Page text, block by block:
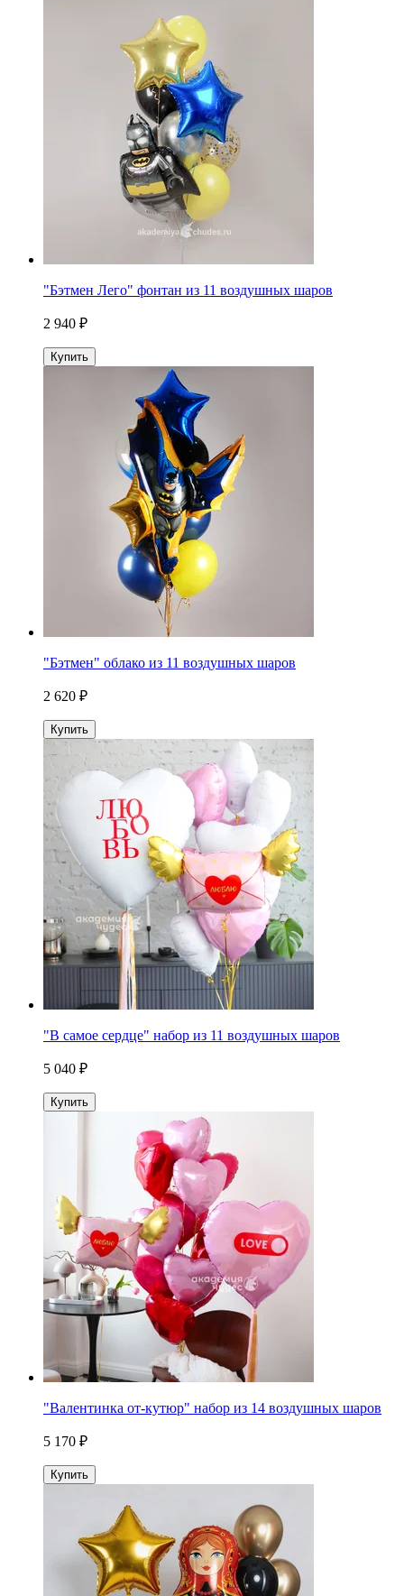
"Бэтмен Лего" фонтан из 11 воздушных шаров
2 940 ₽
Купить
"Бэтмен" облако из 11 воздушных шаров
2 620 ₽
Купить
"В самое сердце" набор из 11 воздушных шаров
5 040 ₽
Купить
"Валентинка от-кутюр" набор из 14 воздушных шаров
5 170 ₽
Купить